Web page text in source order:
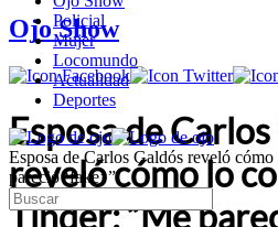
Policial
Mujer
Locomundo
Actualidad
Deportes
Esposa de Carlos Galdós reveló
pareció ‘fake’ ”
Ojo Show
Esposa de
reveló cómo lo
Tinder: “Me